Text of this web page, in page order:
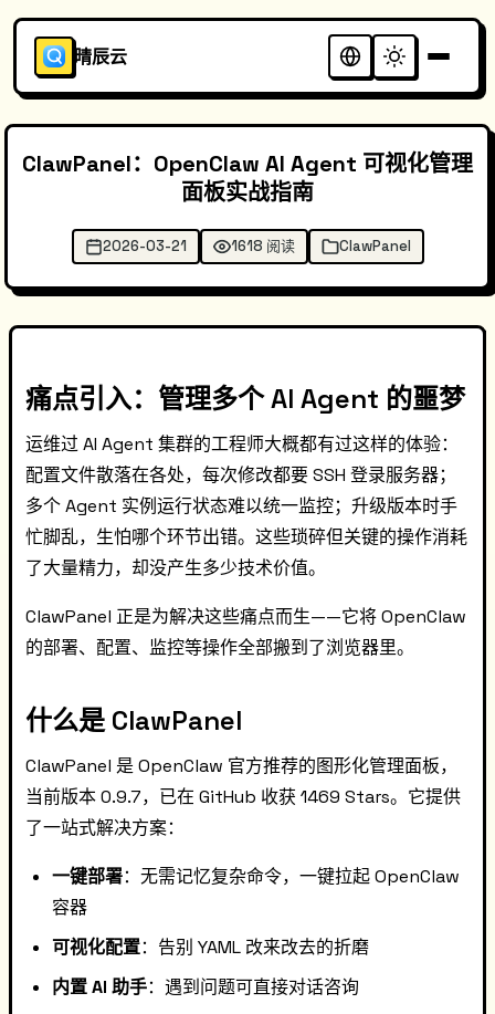
晴辰云
ClawPanel：OpenClaw AI Agent 可视化管理
面板实战指南
2026-03-21 1618 阅读 ClawPanel
痛点引入：管理多个 AI Agent 的噩梦
运维过 AI Agent 集群的工程师大概都有过这样的体验：
配置文件散落在各处，每次修改都要 SSH 登录服务器；
多个 Agent 实例运行状态难以统一监控；升级版本时手
忙脚乱，生怕哪个环节出错。这些琐碎但关键的操作消耗
了大量精力，却没产生多少技术价值。
ClawPanel 正是为解决这些痛点而生——它将 OpenClaw
的部署、配置、监控等操作全部搬到了浏览器里。
什么是 ClawPanel
ClawPanel 是 OpenClaw 官方推荐的图形化管理面板，
当前版本 0.9.7，已在 GitHub 收获 1469 Stars。它提供
了一站式解决方案：
一键部署：无需记忆复杂命令，一键拉起 OpenClaw
容器
可视化配置：告别 YAML 改来改去的折磨
内置 AI 助手：遇到问题可直接对话咨询